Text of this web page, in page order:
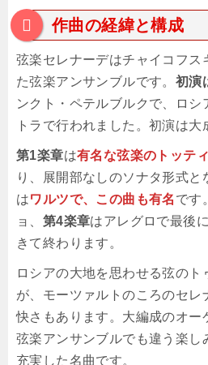
作曲の経緯と構成
弦楽セレナーデはチャイコフス
た弦楽アンサンブルです。 初演
ンクト・ペテルブルクで、ロシ
トラで行われました。初演は大
第1楽章は有名な弦楽のトッテ
り、展開部なしのソナタ形式と
はワルツで、この曲も有名 です
ョ、 第4楽章はアレグロで最後
きて終わります。
ロシアの大地を思わせる弦のト
が、モーツァルトのころのセレ
快さもあります。大編成のオー
弦楽アンサンブルでも違う楽し
充実した名曲です。